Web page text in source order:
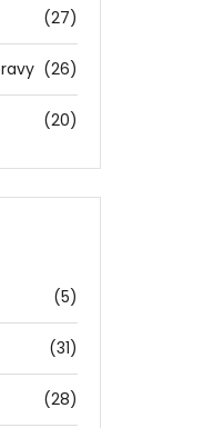
(27)
(26)
(20)
(5)
(31)
(28)